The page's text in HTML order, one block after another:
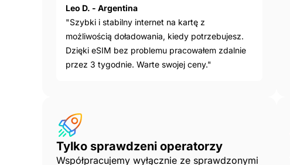
Leo D. - Argentina
"Szybki i stabilny internet na kartę z
możliwością doładowania, kiedy potrzebujesz.
Dzięki eSIM bez problemu pracowałem zdalnie
przez 3 tygodnie. Warte swojej ceny."
Tylko sprawdzeni operatorzy
Współpracujemy wyłącznie ze sprawdzonymi